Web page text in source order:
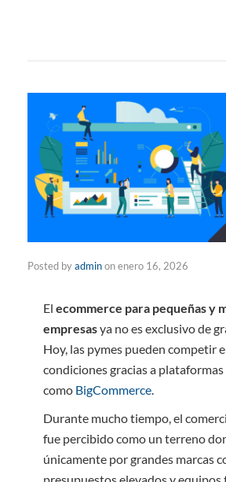
Posted byadminonenero 16, 2026
El ecommerce para pequeñas y
empresasya no es exclusivo de
Hoy, las pymes pueden competir
condiciones gracias a
como BigCommerce.
Durante mucho tiempo, el
fue percibido como un terreno
únicamente por grandes marcas